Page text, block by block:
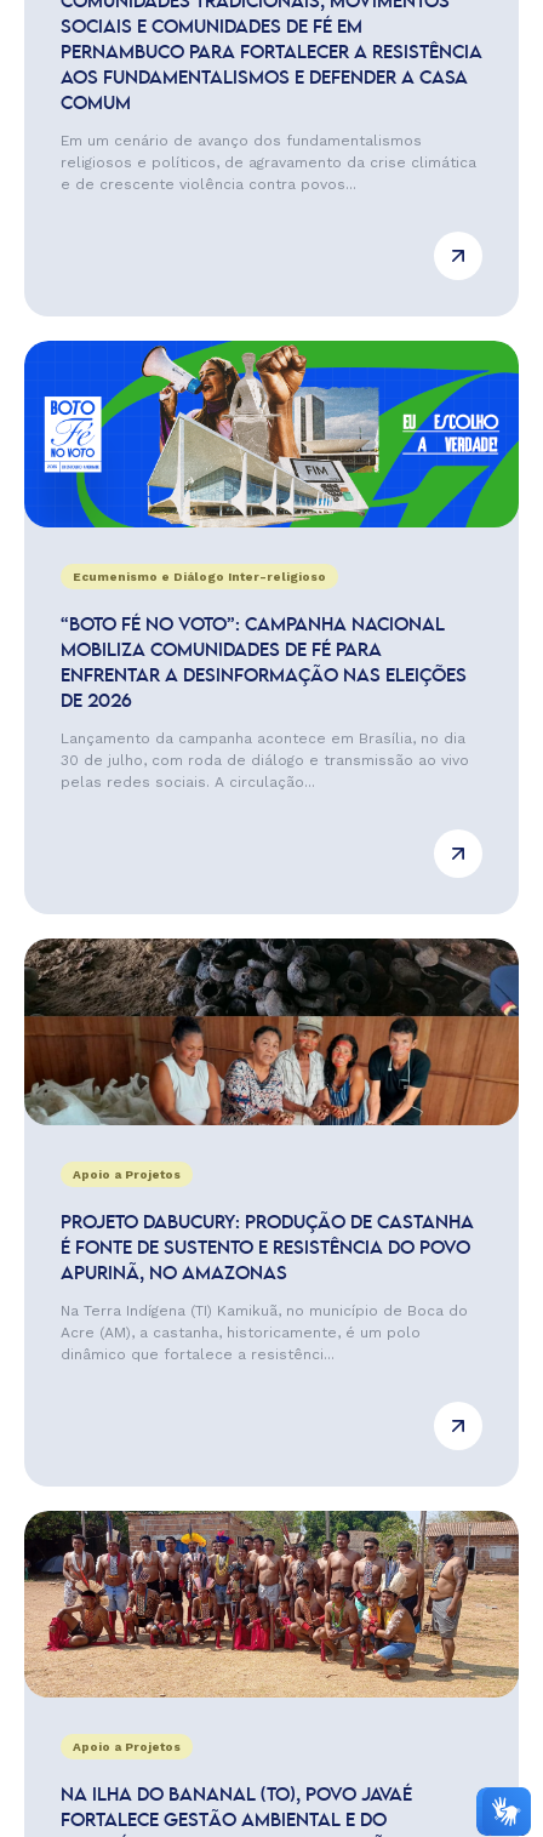
SOCIAIS E COMUNIDADES DE FÉ EM
PERNAMBUCO PARA FORTALECER A RESISTÊNCIA
AOS FUNDAMENTALISMOS E DEFENDER A CASA
COMUM
Em um cenário de avanço dos fundamentalismos
religiosos e políticos, de agravamento da crise climática
e de crescente violência contra povos...
Ecumenismo e Diálogo Inter-religioso
“BOTO FÉ NO VOTO”: CAMPANHA NACIONAL
MOBILIZA COMUNIDADES DE FÉ PARA
ENFRENTAR A DESINFORMAÇÃO NAS ELEIÇÕES
DE 2026
Lançamento da campanha acontece em Brasília, no dia
30 de julho, com roda de diálogo e transmissão ao vivo
pelas redes sociais. A circulação...
Apoio a Projetos
PROJETO DABUCURY: PRODUÇÃO DE CASTANHA
É FONTE DE SUSTENTO E RESISTÊNCIA DO POVO
APURINÃ, NO AMAZONAS
Na Terra Indígena (TI) Kamikuã, no município de Boca do
Acre (AM), a castanha, historicamente, é um polo
dinâmico que fortalece a resistênci...
Apoio a Projetos
NA ILHA DO BANANAL (TO), POVO JAVAÉ
FORTALECE GESTÃO AMBIENTAL E DO